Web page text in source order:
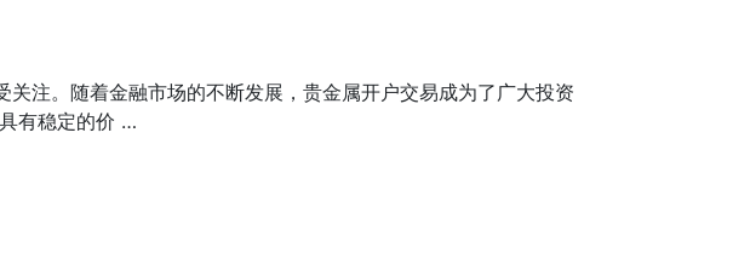
注。随着金融市场的不断发展，贵金属开户交易成为了广大投资
有稳定的价 …